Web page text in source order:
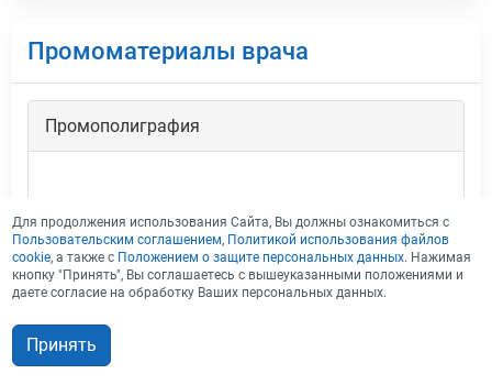
Промоматериалы врача
Промополиграфия
Для продолжения использования Сайта, Вы должны ознакомиться с
Пользовательским соглашением, Политикой использования файлов
cookie, а также с Положением о защите персональных данных. Нажимая
кнопку "Принять", Вы соглашаетесь с вышеуказанными положениями и
даете согласие на обработку Ваших персональных данных.
Принять